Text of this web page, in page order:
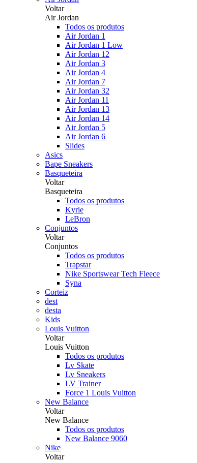
Voltar
Air Jordan
Todos os produtos
Air Jordan 1
Air Jordan 1 Low
Air Jordan 12
Air Jordan 3
Air Jordan 4
Air Jordan 7
Air Jordan 32
Air Jordan 11
Air Jordan 13
Air Jordan 14
Air Jordan 5
Air Jordan 6
Slides
Asics
Bape Sneakers
Basqueteira
Voltar
Basqueteira
Todos os produtos
Kyrie
LeBron
Conjuntos
Voltar
Conjuntos
Todos os produtos
Trapstar
Nike Sportswear Tech Fleece
Syna
Corteiz
dest
desta
Kids
Louis Vuitton
Voltar
Louis Vuitton
Todos os produtos
Lv Skate
Lv Sneakers
LV Trainer
Force 1 Louis Vuitton
New Balance
Voltar
New Balance
Todos os produtos
New Balance 9060
Nike
Voltar